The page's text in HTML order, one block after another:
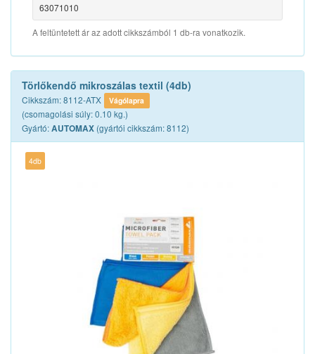
63071010
A feltüntetett ár az adott cikkszámból 1 db-ra vonatkozik.
Törlőkendő mikroszálas textil (4db)
Cikkszám: 8112-ATX Vágólapra
(csomagolási súly: 0.10 kg.)
Gyártó:AUTOMAX (gyártói cikkszám: 8112)
4db